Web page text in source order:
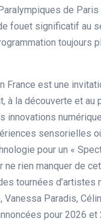
de
fouet significatif au
toujours
France est une
à la découverte et au
innovations
sensorielles
pour un «
ne rien manquer de
tournées d’artistes
Vanessa Paradis,
pour 2026 et